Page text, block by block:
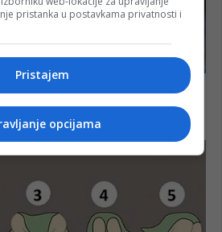
pristanka u postavkama privatnosti i
Pristajem
opcijama